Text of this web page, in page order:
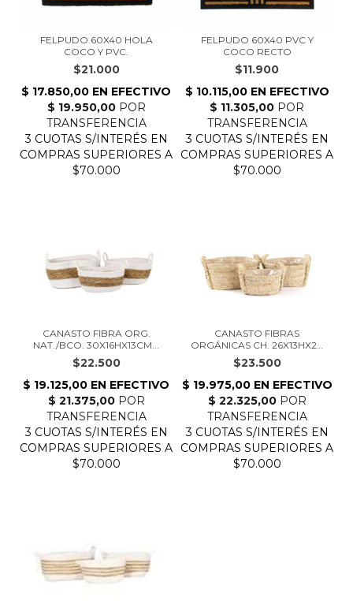
FELPUDO 60X40 HOLA
COCO Y PVC.
$21.000
FELPUDO 60X40 PVC Y
COCO RECTO
$11.900
CANASTO FIBRA ORG.
NAT./BCO. 30X16HX13CM...
$22.500
CANASTO FIBRAS
ORGÁNICAS CH. 26X13HX20
C...
$23.500